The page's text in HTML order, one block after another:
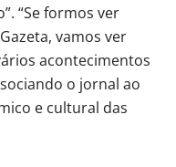
“Se formos ver
vamos ver
acontecimentos
o jornal ao
e cultural das